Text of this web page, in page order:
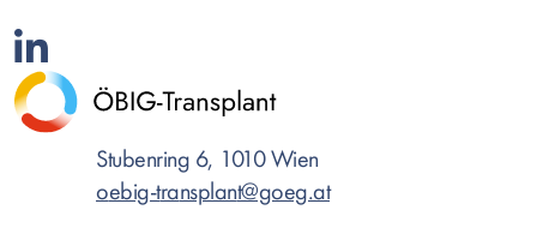
Stubenring 6, 1010 Wien
oebig-transplant@goeg.at